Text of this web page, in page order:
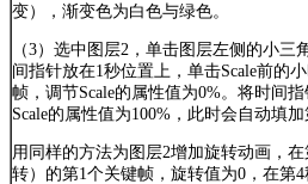
变），渐变色为白色与绿色。
（3）选中图层2，单击图层左侧的小三
间指针放在1秒位置上，单击Scale前的
帧，调节Scale的属性值为0%。将时间
Scale的属性值为100%，此时会自动填加
用同样的方法为图层2增加旋转动画，
转）的第1个关键帧，旋转值为0，在第